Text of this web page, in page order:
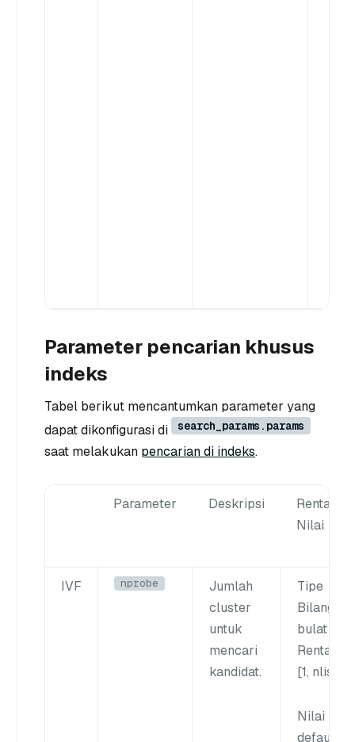
Parameter pencarian khusus
indeks
Tabel berikut mencantumkan parameter yang
dapat dikonfigurasi di
search_params.params
saat melakukan pencarian di indeks.
Parameter Deskripsi
Rentang
Nilai
IVF nprobe
Jumlah
cluster
untuk
mencari
kandidat.
Tipe
Bilangan
bulat
Rentang
[1, nlist
Nilai
default